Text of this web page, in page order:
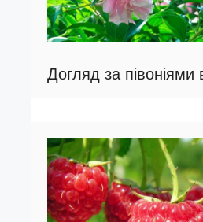
Догляд за півоніями